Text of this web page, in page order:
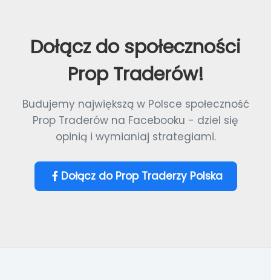
Dołącz do społeczności
Prop Traderów!
Budujemy największą w Polsce społeczność
Prop Traderów na Facebooku - dziel się
opinią i wymianiaj strategiami.
Dołącz do Prop Traderzy Polska